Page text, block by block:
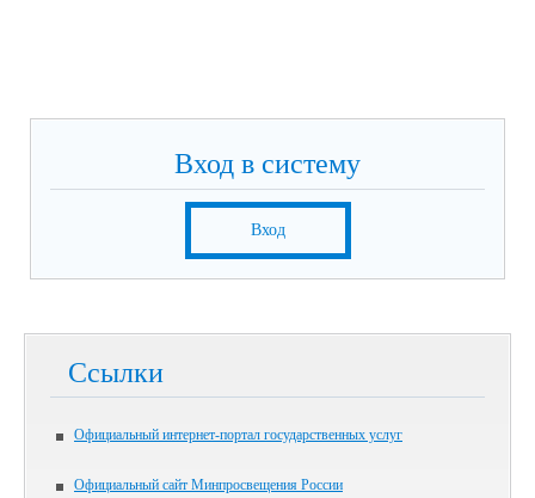
Вход в систему
Вход
Ссылки
Официальный интернет-портал государственных услуг
Официальный сайт Минпросвещения России